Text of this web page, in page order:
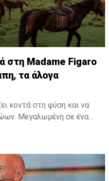
madamefigaro.cy
Μιλά στη Madame
τα άλογα
στη Madame Figaro
τα άλογα
κοντά στη φύση και να
Μεγαλωμένη σε ένα
σε τρόπο ζωής. Μια
μια βαθιά εσωτερική
για να γεννηθεί μια